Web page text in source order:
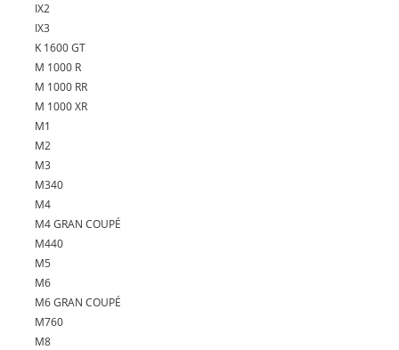
IX2
IX3
K 1600 GT
M 1000 R
M 1000 RR
M 1000 XR
M1
M2
M3
M340
M4
M4 GRAN COUPÉ
M440
M5
M6
M6 GRAN COUPÉ
M760
M8